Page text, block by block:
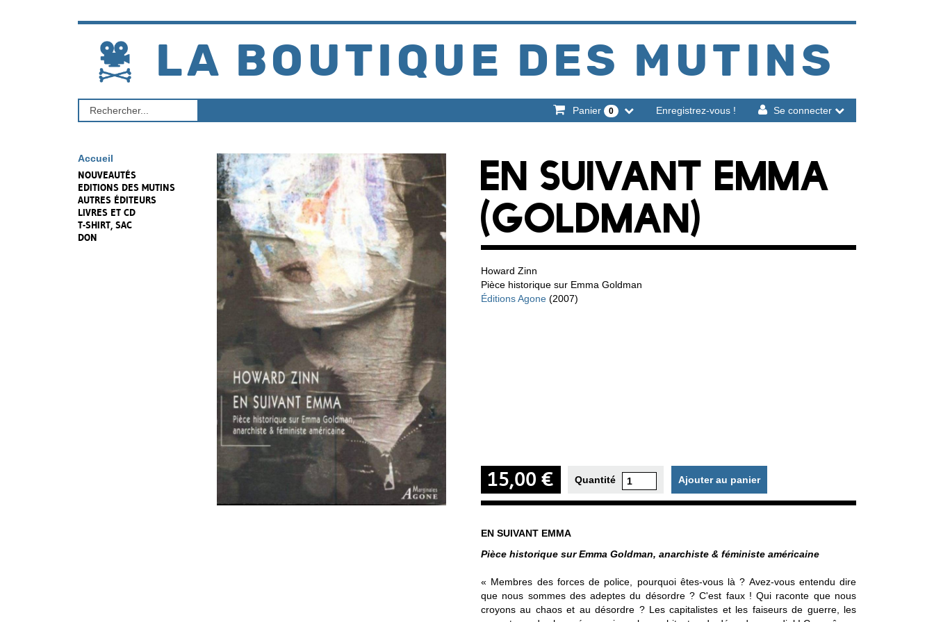
LA BOUTIQUE DES MUTINS
Rechercher
un
Enregistrez-vous ! Se connecter
Panier 0
Accueil
NOUVEAUTÉS
EDITIONS DES MUTINS
AUTRES ÉDITEURS
LIVRES ET CD
T-SHIRT, SAC
DON
EN SUIVANT EMMA
(GOLDMAN)
Howard Zinn
Pièce historique sur Emma Goldman
Éditions Agone (2007)
15,00 € Quantité Ajouter au panier
EN SUIVANT EMMA
Pièce historique sur Emma Goldman, anarchiste & féministe américaine
« Membres des forces de police, pourquoi êtes-vous là ? Avez-vous entendu dire
que nous sommes des adeptes du désordre ? C'est faux ! Qui raconte que nous
croyons au chaos et au désordre ? Les capitalistes et les faiseurs de guerre, les